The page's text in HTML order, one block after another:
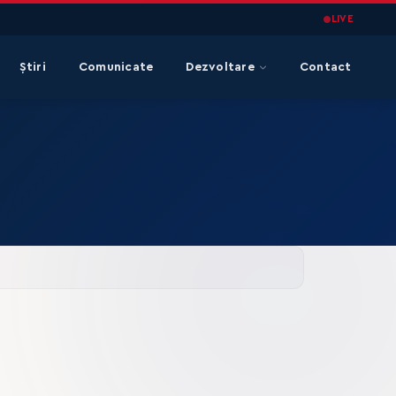
LIVE
Știri Comunicate Dezvoltare Contact